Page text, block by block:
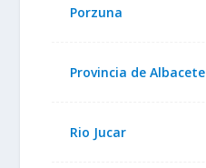
Porzuna
Provincia de Albacete
Rio Jucar